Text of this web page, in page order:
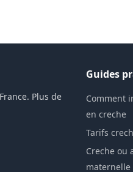
Plus de
Guides
Comment
en creche
Tarifs
Creche ou
maternelle